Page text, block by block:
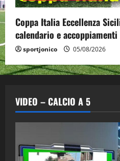
Coppa Italia Eccellenza
calendario e
sportjonico 05/08/2026
VIDEO – CALCIO A 5